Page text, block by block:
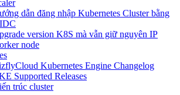
dẫn đăng nhập Kubernetes Cluster bằng
version K8S mà vẫn giữ nguyên IP
node
Kubernetes Engine Changelog
Supported Releases
trúc cluster